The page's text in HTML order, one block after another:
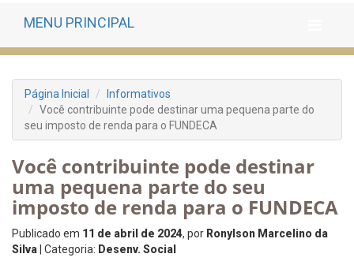
MENU PRINCIPAL
Página Inicial
Informativos
Você contribuinte pode destinar uma pequena parte do
seu imposto de renda para o FUNDECA
Você contribuinte pode destinar
uma pequena parte do seu
imposto de renda para o FUNDECA
Publicado em 11 de abril de 2024, por Ronylson Marcelino da
Silva | Categoria: Desenv. Social